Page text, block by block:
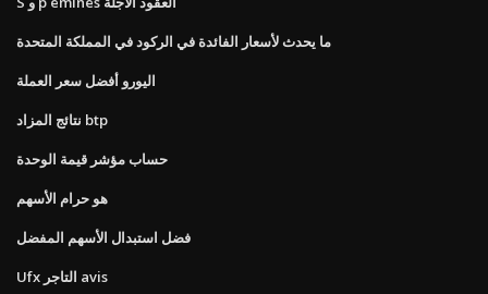
ما يحدث لأسعار الفائدة في الركود في المملكة المتحدة
اليورو أفضل سعر العملة
نتائج المزاد btp
حساب مؤشر قيمة الوحدة
هو حرام الأسهم
فضل استبدال الأسهم المفضل
Ufx التاجر avis